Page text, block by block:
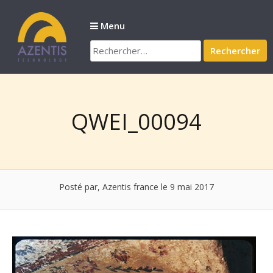
contenu
Menu
Rechercher :
QWEI_00094
Posté par, Azentis france le 9 mai 2017